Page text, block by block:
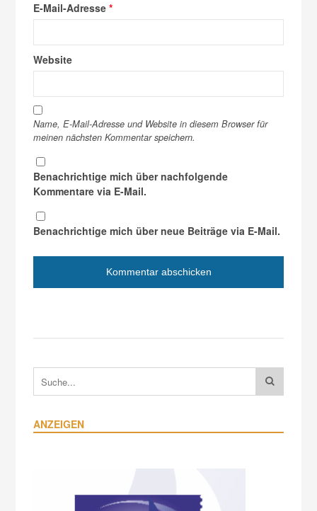
E-Mail-Adresse*
Website
Name, E-Mail-Adresse und Website in diesem Browser für
meinen nächsten Kommentar speichern.
Benachrichtige mich über nachfolgende
Kommentare via E-Mail.
Benachrichtige mich über neue Beiträge via E-Mail.
ANZEIGEN